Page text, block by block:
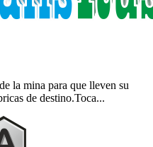
la mina para que lleven su
de destino.Toca...